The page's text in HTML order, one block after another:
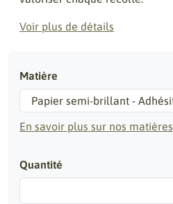
Voir plus de détails
Matière
En savoir plus sur nos matières
Quantité